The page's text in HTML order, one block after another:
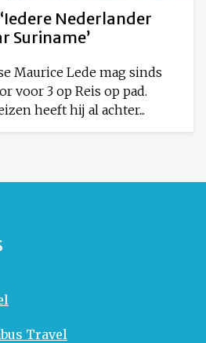
Nederlander
Suriname’
Maurice Lede mag sinds
voor 3 op Reis op pad.
heeft hij al achter...
Travel